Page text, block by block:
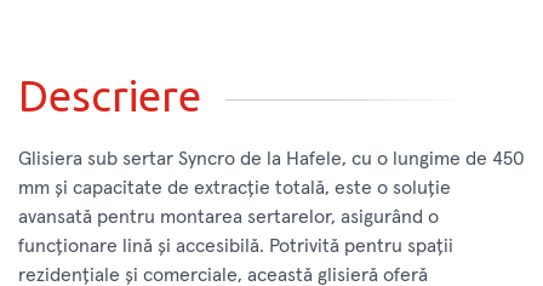
Descriere
Glisiera sub sertar Syncro de la Hafele, cu o lungime de 450
mm și capacitate de extracție totală, este o soluție
avansată pentru montarea sertarelor, asigurând o
funcționare lină și accesibilă. Potrivită pentru spații
rezidențiale și comerciale, această glisieră oferă